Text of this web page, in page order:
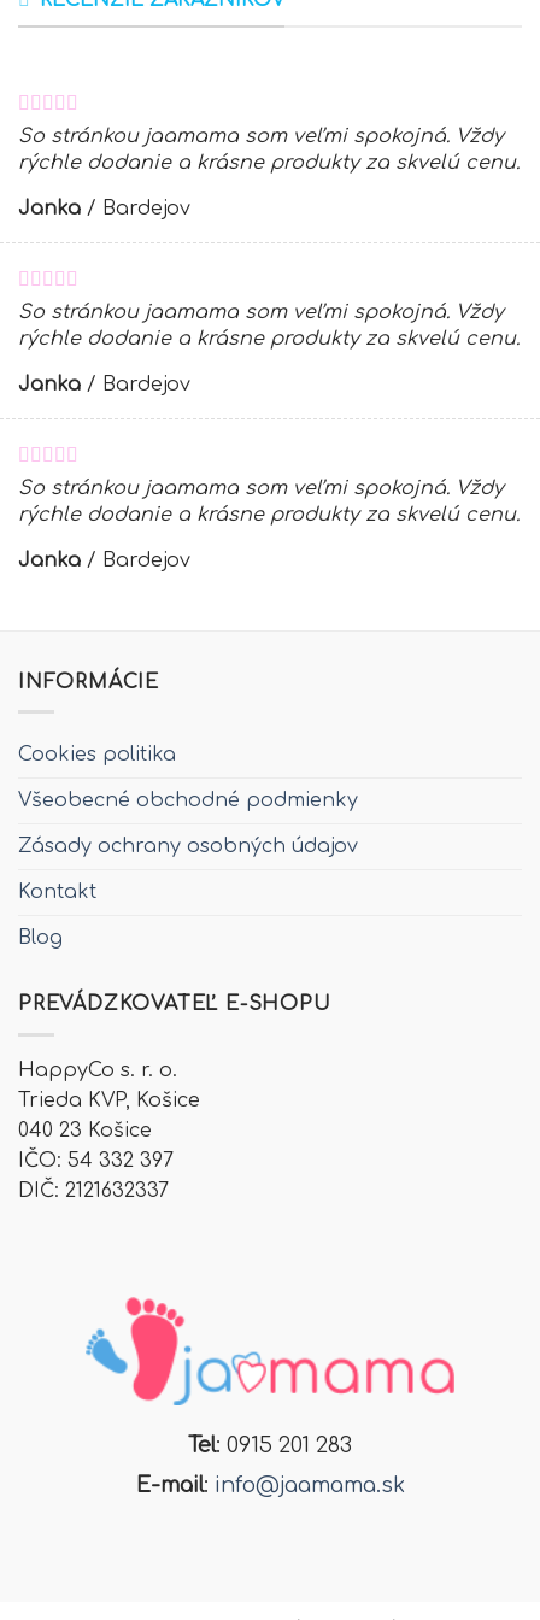
So stránkou jaamama som veľmi spokojná. Vždy
rýchle dodanie a krásne produkty za skvelú cenu.
Janka / Bardejov
So stránkou jaamama som veľmi spokojná. Vždy
rýchle dodanie a krásne produkty za skvelú cenu.
Janka / Bardejov
So stránkou jaamama som veľmi spokojná. Vždy
rýchle dodanie a krásne produkty za skvelú cenu.
Janka / Bardejov
INFORMÁCIE
Cookies politika
Všeobecné obchodné podmienky
Zásady ochrany osobných údajov
Kontakt
Blog
PREVÁDZKOVATEĽ E-SHOPU
HappyCo s. r. o.
Trieda KVP, Košice
040 23 Košice
IČO: 54 332 397
DIČ: 2121632337
Tel: 0915 201 283
E-mail: info@jaamama.sk